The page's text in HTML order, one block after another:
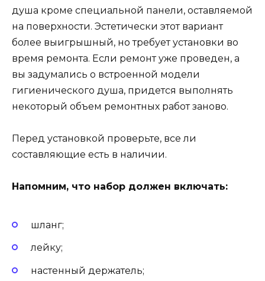
душа кроме специальной панели, оставляемой
на поверхности. Эстетически этот вариант
более выигрышный, но требует установки во
время ремонта. Если ремонт уже проведен, а
вы задумались о встроенной модели
гигиенического душа, придется выполнять
некоторый объем ремонтных работ заново.
Перед установкой проверьте, все ли
составляющие есть в наличии.
Напомним, что набор должен включать:
шланг;
лейку;
настенный держатель;